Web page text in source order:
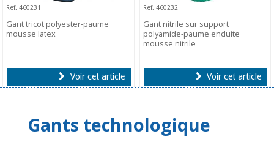
Ref. 460231
Gant tricot polyester-paume
mousse latex
Voir cet article
Ref. 460232
Gant nitrile sur support
polyamide-paume enduite
mousse nitrile
Voir cet article
Gants technologique